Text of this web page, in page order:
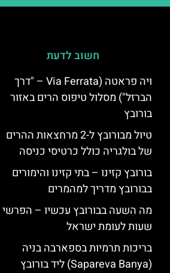
חשוב לדעת
ויה פראטה (Via Ferrata – "דרך
הברזל") מסלול טיפוס הרים באזור
בורובץ
טיול מבורובץ ל-2 מרחצאות ההרים
של בולגריה כולל כרטיסי כניסה
בורובץ קזינו – בתי קזינו והימורים
בבורובץ מדריך למהמרים
מה השעה בבורובץ עכשיו – הפרשי
שעות לעומת ישראל
בריכות תרמיות בספארבה בניה
(Sapareva Banya) ליד בורובץ